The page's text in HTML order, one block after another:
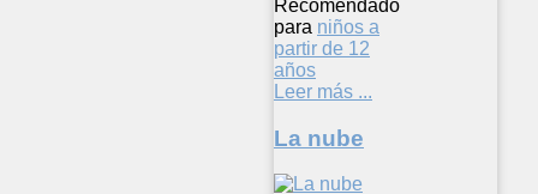
Recomendado
para niños a
partir de 12
años
Leer más ...
La nube